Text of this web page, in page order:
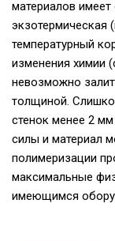
материалов имеет
экзотермическая
температурный
изменения химии
невозможно
толщиной.
стенок менее 2
силы и материал
полимеризации
максимальные
имеющимся